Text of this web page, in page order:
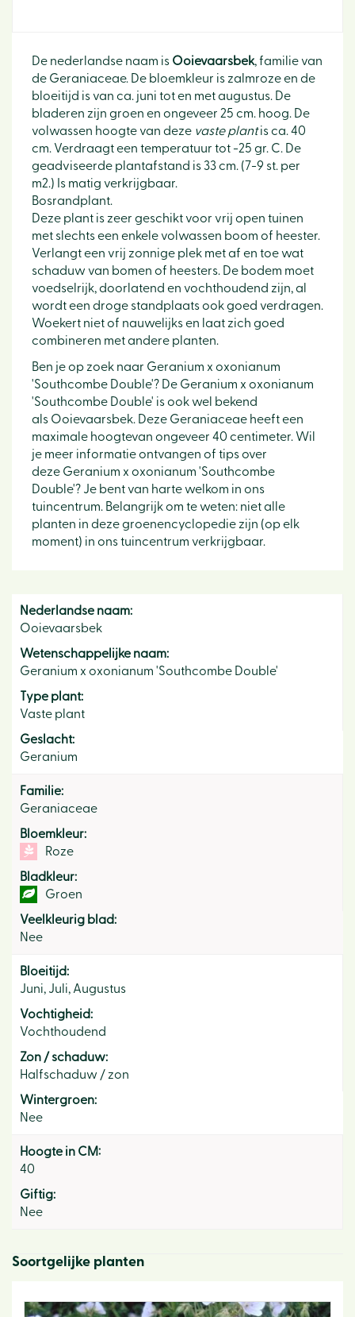
De nederlandse naam is Ooievaarsbek, familie van
de Geraniaceae. De bloemkleur is zalmroze en de
bloeitijd is van ca. juni tot en met augustus. De
bladeren zijn groen en ongeveer 25 cm. hoog. De
volwassen hoogte van deze vaste plantis ca. 40
cm. Verdraagt een temperatuur tot -25 gr. C. De
geadviseerde plantafstand is 33 cm. (7-9 st. per
m2.) Is matig verkrijgbaar.
Bosrandplant.
Deze plant is zeer geschikt voor vrij open tuinen
met slechts een enkele volwassen boom of heester.
Verlangt een vrij zonnige plek met af en toe wat
schaduw van bomen of heesters. De bodem moet
voedselrijk, doorlatend en vochthoudend zijn, al
wordt een droge standplaats ook goed verdragen.
Woekert niet of nauwelijks en laat zich goed
combineren met andere planten.
Ben je op zoek naar Geranium x oxonianum
'Southcombe Double'? De Geranium x oxonianum
'Southcombe Double' is ook wel bekend
als Ooievaarsbek. Deze Geraniaceae heeft een
maximale hoogtevan ongeveer 40 centimeter. Wil
je meer informatie ontvangen of tips over
deze Geranium x oxonianum 'Southcombe
Double'? Je bent van harte welkom in ons
tuincentrum. Belangrijk om te weten: niet alle
planten in deze groenencyclopedie zijn (op elk
moment) in ons tuincentrum verkrijgbaar.
Nederlandse naam:
Ooievaarsbek
Wetenschappelijke naam:
Geranium x oxonianum 'Southcombe Double'
Type plant:
Vaste plant
Geslacht:
Geranium
Familie:
Geraniaceae
Bloemkleur:
Roze
Bladkleur:
Groen
Veelkleurig blad:
Nee
Bloeitijd:
Juni, Juli, Augustus
Vochtigheid:
Vochthoudend
Zon / schaduw:
Halfschaduw / zon
Wintergroen:
Nee
Hoogte in CM:
40
Giftig:
Nee
Soortgelijke planten